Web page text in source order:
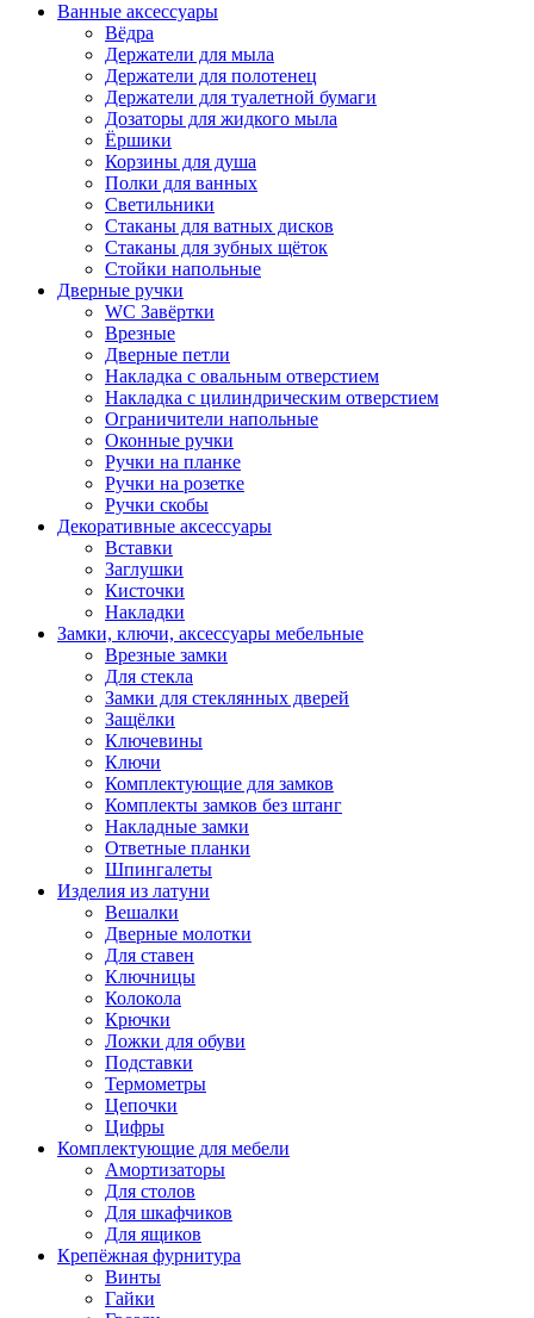
Ванные аксессуары
Вёдра
Держатели для мыла
Держатели для полотенец
Держатели для туалетной бумаги
Дозаторы для жидкого мыла
Ёршики
Корзины для душа
Полки для ванных
Светильники
Стаканы для ватных дисков
Стаканы для зубных щёток
Стойки напольные
Дверные ручки
WC Завёртки
Врезные
Дверные петли
Накладка с овальным отверстием
Накладка с цилиндрическим отверстием
Ограничители напольные
Оконные ручки
Ручки на планке
Ручки на розетке
Ручки скобы
Декоративные аксессуары
Вставки
Заглушки
Кисточки
Накладки
Замки, ключи, аксессуары мебельные
Врезные замки
Для стекла
Замки для стеклянных дверей
Защёлки
Ключевины
Ключи
Комплектующие для замков
Комплекты замков без штанг
Накладные замки
Ответные планки
Шпингалеты
Изделия из латуни
Вешалки
Дверные молотки
Для ставен
Ключницы
Колокола
Крючки
Ложки для обуви
Подставки
Термометры
Цепочки
Цифры
Комплектующие для мебели
Амортизаторы
Для столов
Для шкафчиков
Для ящиков
Крепёжная фурнитура
Винты
Гайки